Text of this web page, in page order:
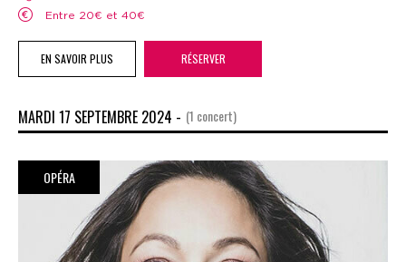
Entre 20€ et 40€
EN SAVOIR PLUS RÉSERVER
MARDI 17 SEPTEMBRE 2024 - (1 concert)
OPÉRA